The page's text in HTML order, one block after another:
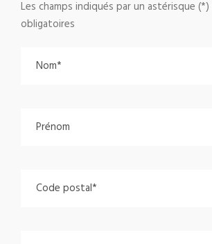
Les champs indiqués par un astérisque
obligatoires